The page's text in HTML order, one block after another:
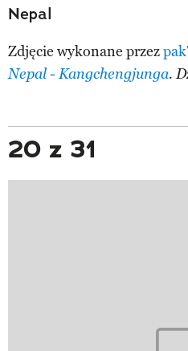
Nepal
Zdjęcie wykonane przez
Nepal - Kangchengjunga.
20 z 31